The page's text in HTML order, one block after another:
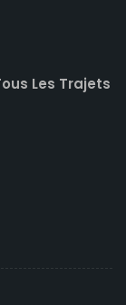
Les Trajets